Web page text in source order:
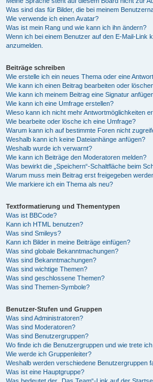
Was sind das für Bilder, die bei meinem
Wie verwende ich einen Avatar?
Was ist mein Rang und wie kann ich ihn ändern?
Wenn ich bei einem Benutzer auf den E-Mail-Link
anzumelden.
Beiträge schreiben
Wie erstelle ich ein neues Thema oder eine
Wie kann ich einen Beitrag bearbeiten oder
Wie kann ich meinem Beitrag eine Signatur
Wie kann ich eine Umfrage erstellen?
Wieso kann ich nicht mehr Antwortmöglichkeiten
Wie bearbeite oder lösche ich eine Umfrage?
Warum kann ich auf bestimmte Foren nicht
Weshalb kann ich keine Dateianhänge anfügen?
Weshalb wurde ich verwarnt?
Wie kann ich Beiträge den Moderatoren melden?
Was bewirkt die „Speichern“-Schaltfläche beim
Warum muss mein Beitrag erst freigegeben
Wie markiere ich ein Thema als neu?
Textformatierung und Thementypen
Was ist BBCode?
Kann ich HTML benutzen?
Was sind Smileys?
Kann ich Bilder in meine Beiträge einfügen?
Was sind globale Bekanntmachungen?
Was sind Bekanntmachungen?
Was sind wichtige Themen?
Was sind geschlossene Themen?
Was sind Themen-Symbole?
Benutzer-Stufen und Gruppen
Was sind Administratoren?
Was sind Moderatoren?
Was sind Benutzergruppen?
Wo finde ich die Benutzergruppen und wie trete
Wie werde ich Gruppenleiter?
Weshalb werden verschiedene Benutzergruppen
Was ist eine Hauptgruppe?